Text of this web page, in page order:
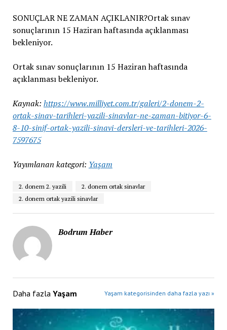
SONUÇLAR NE ZAMAN AÇIKLANIR?Ortak sınav
sonuçlarının 15 Haziran haftasında açıklanması
bekleniyor.
Ortak sınav sonuçlarının 15 Haziran haftasında
açıklanması bekleniyor.
Kaynak: https://www.milliyet.com.tr/galeri/2-donem-2-
ortak-sinav-tarihleri-yazili-sinavlar-ne-zaman-bitiyor-6-
8-10-sinif-ortak-yazili-sinavi-dersleri-ve-tarihleri-2026-
7597675
Yayımlanan kategori: Yaşam
2. donem 2. yazili
2. donem ortak sinavlar
2. donem ortak yazili sinavlar
Bodrum Haber
Daha fazla Yaşam Yaşam kategorisinden daha fazla yazı »